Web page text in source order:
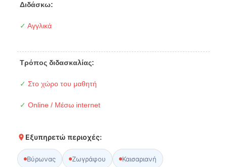
Διδάσκω:
✓ Αγγλικά
Τρόπος διδασκαλίας:
✓ Στο χώρο του μαθητή
✓ Online / Μέσω internet
Εξυπηρετώ περιοχές:
Βύρωνας Ζωγράφου Καισαριανή